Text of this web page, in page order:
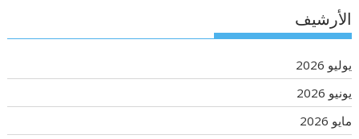
الأرشيف
يوليو 2026
يونيو 2026
مايو 2026